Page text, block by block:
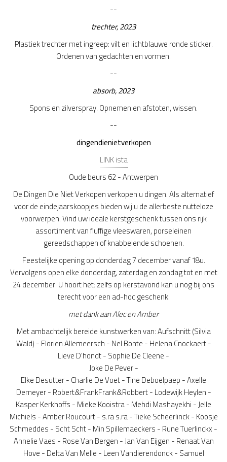
--
trechter, 2023
Plastiek trechter met ingreep: vilt en lichtblauwe ronde sticker.
Ordenen van gedachten en vormen.
--
absorb, 2023
Spons en zilverspray. Opnemen en afstoten, wissen.
--
dingendienietverkopen
LINK ista
Oude beurs 62 - Antwerpen
De Dingen Die Niet Verkopen verkopen u dingen. Als alternatief
voor de eindejaarskoopjes bieden wij u de allerbeste nutteloze
voorwerpen. Vind uw ideale kerstgeschenk tussen ons rijk
assortiment van fluffige vleeswaren, porseleinen
gereedschappen of knabbelende schoenen.
Feestelijke opening op donderdag 7 december vanaf 18u.
Vervolgens open elke donderdag, zaterdag en zondag tot en met
24 december. U hoort het: zelfs op kerstavond kan u nog bij ons
terecht voor een ad-hoc geschenk.
met dank aan Alec en Amber
Met ambachtelijk bereide kunstwerken van: Aufschnitt (Silvia
Wald) - Florien Allemeersch - Nel Bonte - Helena Cnockaert -
Lieve D'hondt - Sophie De Cleene -
Joke De Pever -
Elke Desutter - Charlie De Voet - Tine Deboelpaep - Axelle
Demeyer - Robert&FrankFrank&Robbert - Lodewijk Heylen -
Kasper Kerkhoffs - Mieke Kooistra - Mehdi Mashayekhi - Jelle
Michiels - Amber Roucourt - s.ra s.ra - Tieke Scheerlinck - Koosje
Schmeddes - Scht Scht - Min Spillemaeckers - Rune Tuerlinckx -
Annelie Vaes - Rose Van Bergen - Jan Van Eijgen - Renaat Van
Hove - Delta Van Melle - Leen Vandierendonck - Samuel